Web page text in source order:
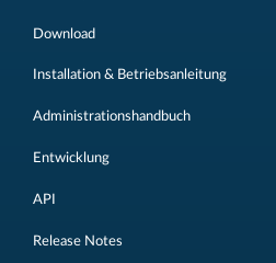
Download
Installation & Betriebsanleitung
Administrationshandbuch
Entwicklung
API
Release Notes